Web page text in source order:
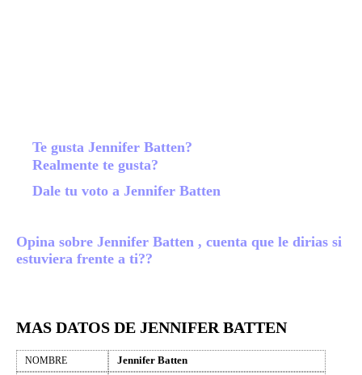
Te gusta Jennifer Batten?
Realmente te gusta?
Dale tu voto a Jennifer Batten
Opina sobre Jennifer Batten , cuenta que le dirias si
estuviera frente a ti??
MAS DATOS DE JENNIFER BATTEN
NOMBRE Jennifer Batten